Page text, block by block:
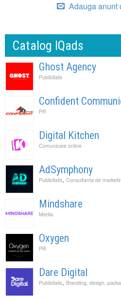
Adauga anunt
Catalog IQads
Ghost Agency
Publicitate
Confident
PR
Digital Kitchen
Comunicare online
AdSymphony
Publicitate, Consultanta de
Mindshare
Media
Oxygen
PR
Dare Digital
Publicitate, Branding, design,